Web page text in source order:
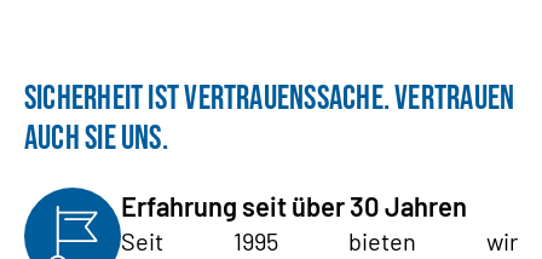
SICHERHEIT IST VERTRAUENSSACHE. VERTRAUEN
AUCH SIE UNS.
Erfahrung seit über 30 Jahren
Seit 1995 bieten wir